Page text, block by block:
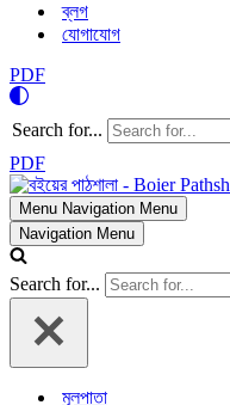
ব্লগ
যোগাযোগ
PDF
Search for...
PDF
Menu Navigation Menu
Navigation Menu
Search for...
মূলপাতা